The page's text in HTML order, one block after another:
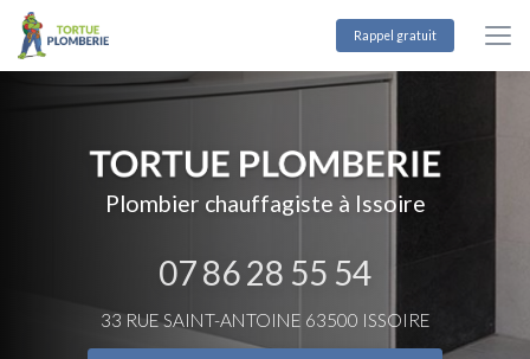
Aller
contenu
Rappel gratuit
Plombier chauffagiste à Issoire
07 86 28 55 54
33 RUE SAINT-ANTOINE 63500 ISSOIRE